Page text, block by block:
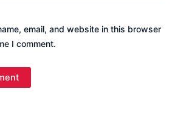
email, and website in this browser
I comment.